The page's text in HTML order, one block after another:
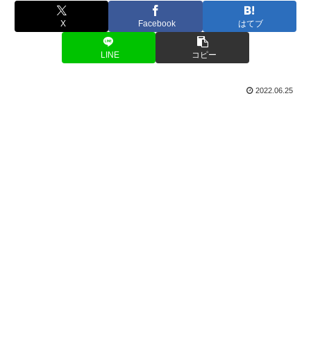
X Facebook はてブ
LINE コピー
2022.06.25